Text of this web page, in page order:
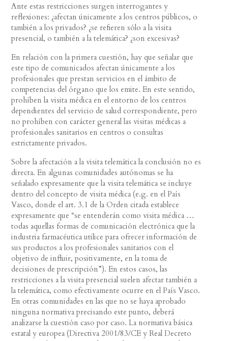
Ante estas restricciones surgen interrogantes y
reflexiones: ¿afectan únicamente a los centros públicos, o
también a los privados? ¿se refieren sólo a la visita
presencial, o también a la telemática? ¿son excesivas?
En relación con la primera cuestión, hay que señalar que
este tipo de comunicados afectan únicamente a los
profesionales que prestan servicios en el ámbito de
competencias del órgano que los emite. En este sentido,
prohíben la visita médica en el entorno de los centros
dependientes del servicio de salud correspondiente, pero
no prohíben con carácter general las visitas médicas a
profesionales sanitarios en centros o consultas
estrictamente privados.
Sobre la afectación a la visita telemática la conclusión no es
directa. En algunas comunidades autónomas se ha
señalado expresamente que la visita telemática se incluye
dentro del concepto de visita médica (e.g. en el País
Vasco, donde el art. 3.1 de la Orden citada establece
expresamente que “se entenderán como visita médica …
todas aquellas formas de comunicación electrónica que la
industria farmacéutica utilice para ofrecer información de
sus productos a los profesionales sanitarios con el
objetivo de influir, positivamente, en la toma de
decisiones de prescripción”). En estos casos, las
restricciones a la visita presencial suelen afectar también a
la telemática, como efectivamente ocurre en el País Vasco.
En otras comunidades en las que no se haya aprobado
ninguna normativa precisando este punto, deberá
analizarse la cuestión caso por caso. La normativa básica
estatal y europea (Directiva 2001/83/CE y Real Decreto